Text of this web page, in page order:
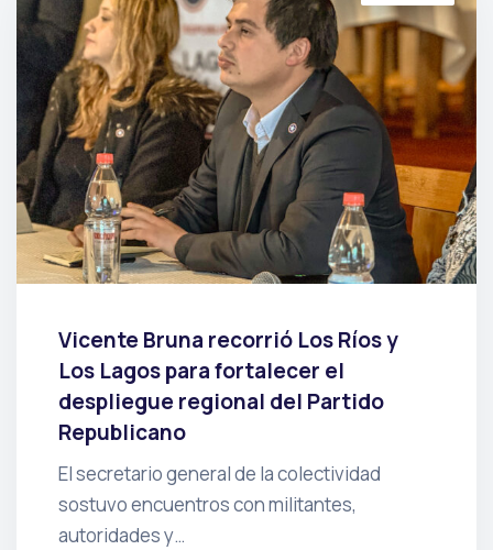
Vicente Bruna recorrió Los Ríos y
Los Lagos para fortalecer el
despliegue regional del Partido
Republicano
El secretario general de la colectividad
sostuvo encuentros con militantes,
autoridades y…